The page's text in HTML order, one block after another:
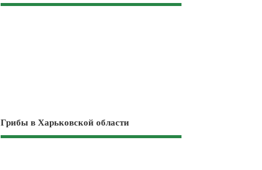
Грибы в Харьковской области